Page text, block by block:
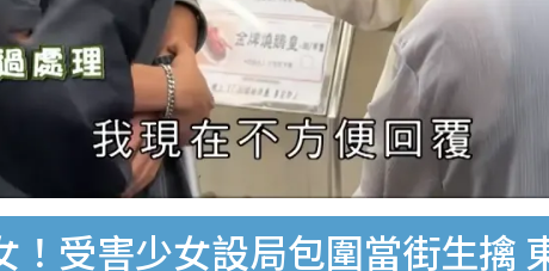
受害少女設局包圍當街生擒